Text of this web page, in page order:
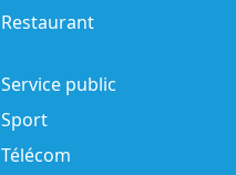
Restaurant
Service public
Sport
Télécom